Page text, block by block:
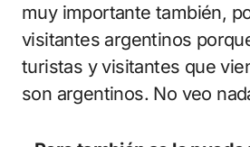
muy importante también,
visitantes argentinos
turistas y visitantes que
son argentinos. No veo